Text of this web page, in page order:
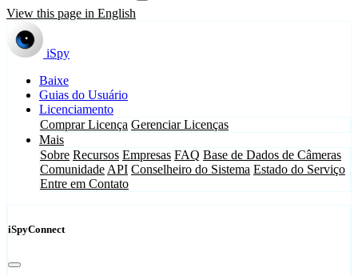
View this page in English
iSpy
Baixe
Guias do Usuário
Licenciamento
Comprar Licença Gerenciar Licenças
Mais
Sobre Recursos Empresas FAQ Base de Dados de Câmeras
Comunidade API Conselheiro do Sistema Estado do Serviço
Entre em Contato
iSpyConnect